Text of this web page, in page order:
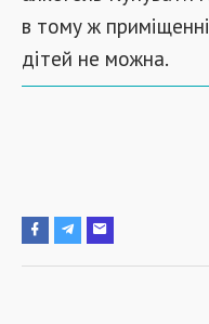
в тому ж
дітей не можна.